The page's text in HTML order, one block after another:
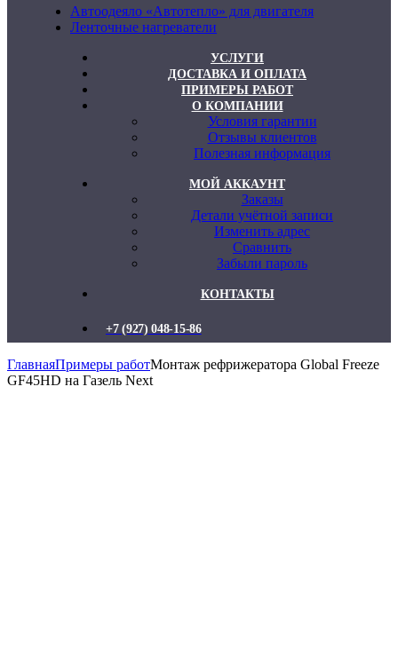
Автоодеяло «Автотепло» для двигателя
Ленточные нагреватели
УСЛУГИ
ДОСТАВКА И ОПЛАТА
ПРИМЕРЫ РАБОТ
О КОМПАНИИ
Условия гарантии
Отзывы клиентов
Полезная информация
МОЙ АККАУНТ
Заказы
Детали учётной записи
Изменить адрес
Сравнить
Забыли пароль
КОНТАКТЫ
+7 (927) 048-15-86
ГлавнаяПримеры работМонтаж рефрижератора Global Freeze
GF45HD на Газель Next